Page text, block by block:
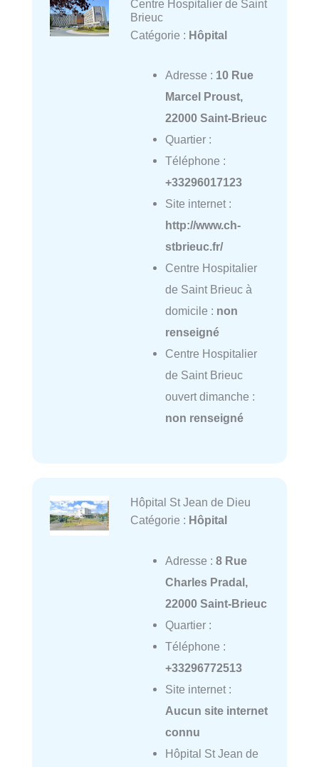
Centre Hospitalier de Saint
Brieuc
Catégorie : Hôpital
Adresse : 10 Rue
Marcel Proust,
22000 Saint-Brieuc
Quartier :
Téléphone :
+33296017123
Site internet :
http://www.ch-
stbrieuc.fr/
Centre Hospitalier
de Saint Brieuc à
domicile : non
renseigné
Centre Hospitalier
de Saint Brieuc
ouvert dimanche :
non renseigné
Hôpital St Jean de Dieu
Catégorie : Hôpital
Adresse : 8 Rue
Charles Pradal,
22000 Saint-Brieuc
Quartier :
Téléphone :
+33296772513
Site internet :
Aucun site internet
connu
Hôpital St Jean de